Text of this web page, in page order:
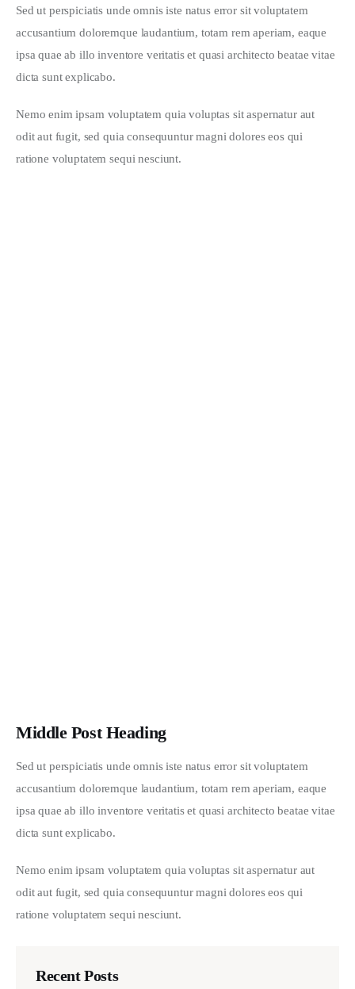
Sed ut perspiciatis unde omnis iste natus error sit voluptatem
accusantium doloremque laudantium, totam rem aperiam, eaque
ipsa quae ab illo inventore veritatis et quasi architecto beatae vitae
dicta sunt explicabo.
Nemo enim ipsam voluptatem quia voluptas sit aspernatur aut
odit aut fugit, sed quia consequuntur magni dolores eos qui
ratione voluptatem sequi nesciunt.
Middle Post Heading
Sed ut perspiciatis unde omnis iste natus error sit voluptatem
accusantium doloremque laudantium, totam rem aperiam, eaque
ipsa quae ab illo inventore veritatis et quasi architecto beatae vitae
dicta sunt explicabo.
Nemo enim ipsam voluptatem quia voluptas sit aspernatur aut
odit aut fugit, sed quia consequuntur magni dolores eos qui
ratione voluptatem sequi nesciunt.
Recent Posts